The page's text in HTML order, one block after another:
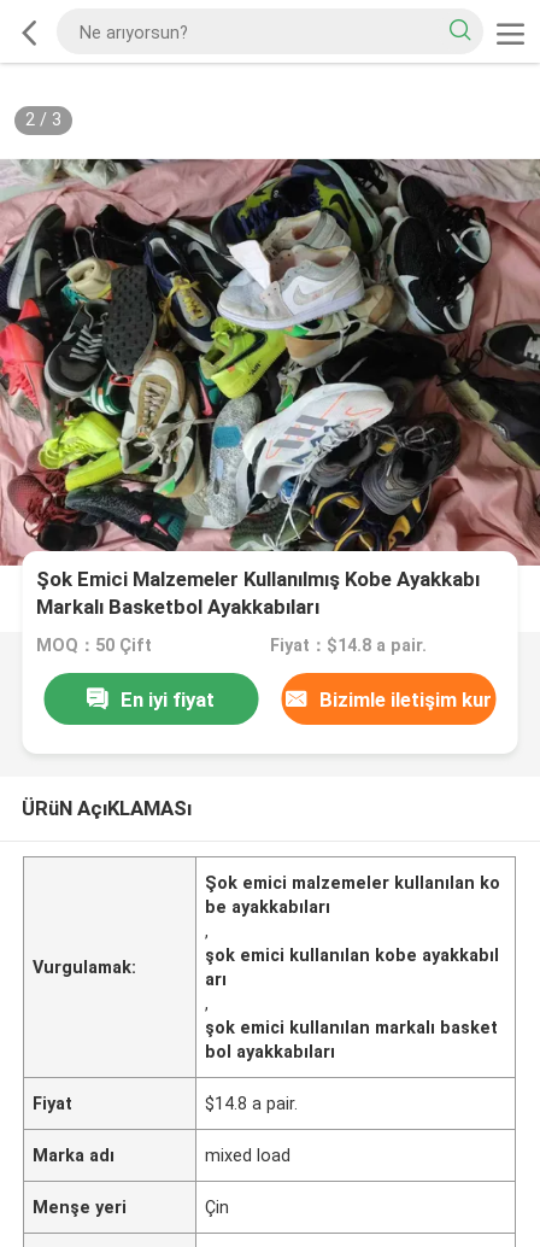
2/ 3
Şok Emici Malzemeler Kullanılmış Kobe Ayakkabı
Markalı Basketbol Ayakkabıları
MOQ：50 Çift Fiyat：$14.8 a pair.
En iyi fiyat Bizimle iletişim kur
ÜRüN AçıKLAMASı
Vurgulamak:
Şok emici malzemeler kullanılan ko
be ayakkabıları
,
şok emici kullanılan kobe ayakkabıl
arı
,
şok emici kullanılan markalı basket
bol ayakkabıları
Fiyat $14.8 a pair.
Marka adı mixed load
Menşe yeri Çin